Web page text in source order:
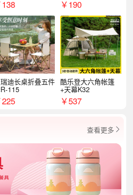
138 ￥190
迪长桌折叠五件
115
225
酷乐登大六角帐篷
+天幕K32
￥537
查看更多 